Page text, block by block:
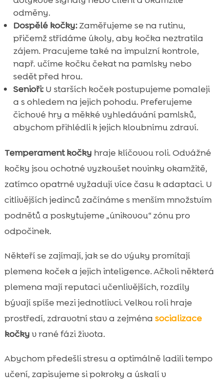
odměny.
Dospělé kočky:Zaměřujeme se na rutinu,
přičemž střídáme úkoly, aby kočka neztratila
zájem. Pracujeme také na impulzní kontrole,
např. učíme kočku čekat na pamlsky nebo
sedět před hrou.
Senioři:U starších koček postupujeme pomaleji
a s ohledem na jejich pohodu. Preferujeme
čichové hry a měkké vyhledávání pamlsků,
abychom přihlédli k jejich kloubnímu zdraví.
Temperament kočky hraje klíčovou roli. Odvážné
kočky jsou ochotné vyzkoušet novinky okamžitě,
zatímco opatrné vyžadují více času k adaptaci. U
citlivějších jedinců začínáme s menším množstvím
podnětů a poskytujeme „únikovou“ zónu pro
odpočinek.
Někteří se zajímají, jak se do výuky promítají
plemena koček a jejich inteligence. Ačkoli některá
plemena mají reputaci učenlivějších, rozdíly
bývají spíše mezi jednotlivci. Velkou roli hraje
prostředí, zdravotní stav a zejména socializace
kočky v rané fázi života.
Abychom předešli stresu a optimálně ladili tempo
učení, zapisujeme si pokroky a úskalí v